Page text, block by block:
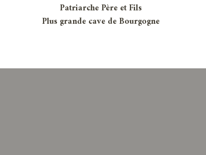
Patriarche Père et Fils
Plus grande cave de Bourgogne